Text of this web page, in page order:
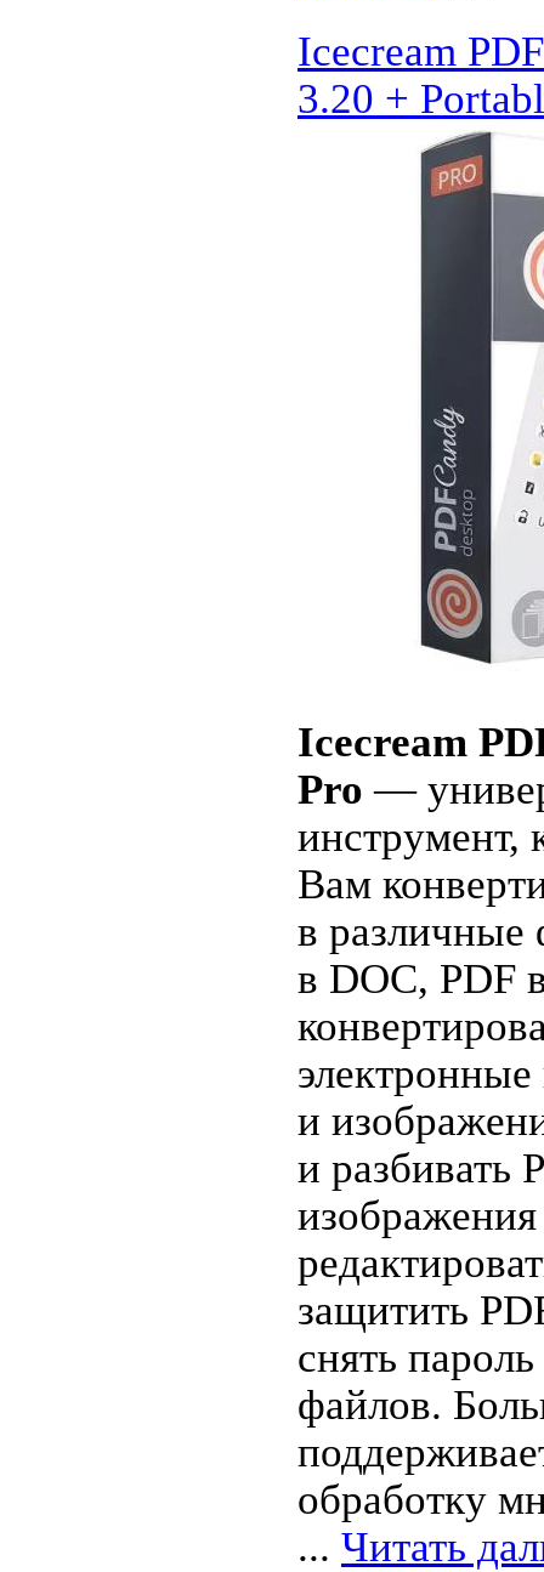
Icecream
3.20 +
Icecream
Pro —
инструмент,
Вам
в различные
в DOC, PDF
электронные
и
и разбивать
изображения
защитить
снять
файлов.
обработку
... Читать